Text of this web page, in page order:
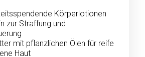
Körperlotionen
zur Straffung und
mit pflanzlichen Ölen für reife
Haut